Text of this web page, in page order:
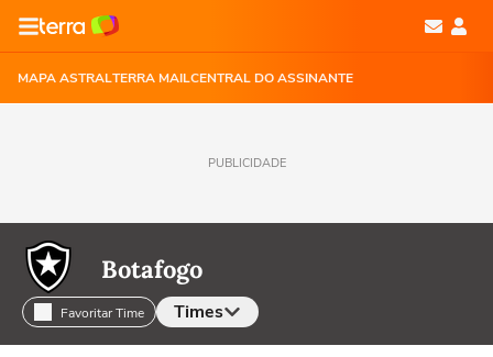
MAPA ASTRALTERRA MAILCENTRAL DO ASSINANTE
PUBLICIDADE
Botafogo
Favoritar Time Times